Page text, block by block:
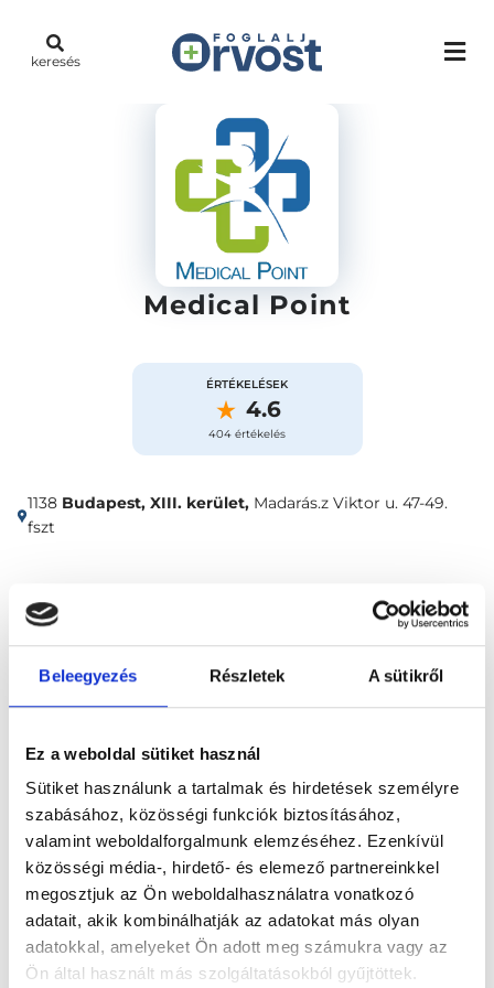
Beleegyezés Részletek A sütikről
Ez a weboldal sütiket használ
Sütiket használunk a tartalmak és hirdetések személyre
szabásához, közösségi funkciók biztosításához,
valamint weboldalforgalmunk elemzéséhez. Ezenkívül
közösségi média-, hirdető- és elemező partnereinkkel
megosztjuk az Ön weboldalhasználatra vonatkozó
adatait, akik kombinálhatják az adatokat más olyan
adatokkal, amelyeket Ön adott meg számukra vagy az
Ön által használt más szolgáltatásokból gyűjtöttek.
keresés
Medical Point
ÉRTÉKELÉSEK
4.6
404 értékelés
1138 Budapest, XIII. kerület, Madarás.z Viktor u. 47-49.
fszt
Vélemények
Foglalj időpontot
Összes szakterület
Főoldal Klinikák
Gerincgyógyász, Budapest, XIII. kerület